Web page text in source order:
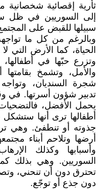
ثأرية إقصائية شخصانية
إلى السوريين في ظل
سبيلها للقبض على
وبالرغم من كل ما
الحياة، كما الأرض التي
وتزرع حبّها في أطفالها،
والأمل، وتشمخ بقامتها
شجرة السنديان،
تدبير شؤون أسرتها. في
يحمل الأفضل،
أطفالها ترى أنها
جذوته أو تنطفئ. وهي
أرضها وتلاحم أبناء
وأسبابها وكذلك
السوريين. وهي بذلك
تحترق دون أن تنحني،
دون جذع أو توجّع.